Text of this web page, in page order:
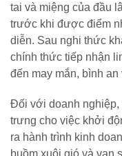
tai và miệng của đầu
trước khi được điểm
diễn. Sau nghi thức
chính thức tiếp nhận
đến may mắn, bình
Đối với doanh
trưng cho việc khởi
ra hành trình kinh
buồm xuôi gió và vạn